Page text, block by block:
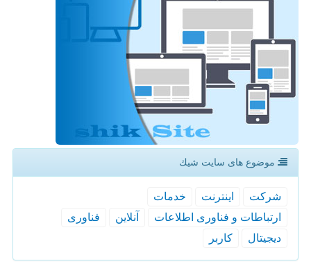
موضوع های سایت شیك
شركت اینترنت
خدمات
ارتباطات و فناوری اطلاعات
آنلاین
فناوری
دیجیتال
كاربر